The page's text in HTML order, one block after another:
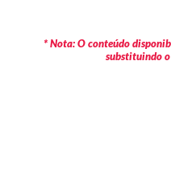
* Nota: O conteúdo
substituindo